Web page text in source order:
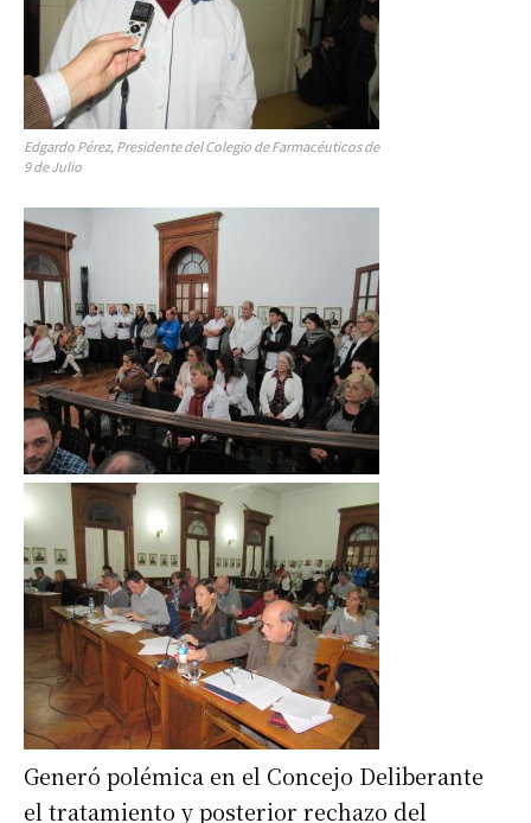
Edgardo Pérez, Presidente del Colegio de Farmacéuticos de
9 de Julio
Generó polémica en el Concejo Deliberante
el tratamiento y posterior rechazo del